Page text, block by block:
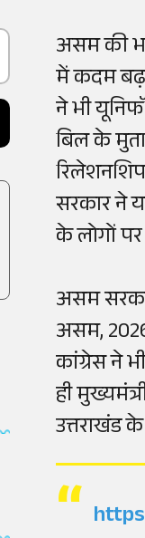
असम की
में कदम
ने भी
बिल के
सरकार ने
के लोगों
असम
असम,
कांग्रेस ने
ही
उत्तराखंड